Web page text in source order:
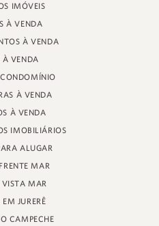
BRAUNSPERGER, 88 - LOJA 3
FLORIANÓPOLIS
- 88053-680
CRECI 11161
IMÓVEIS
À VENDA
À VENDA
À VENDA
À VENDA
À VENDA
IMOBILIÁRIOS
ALUGAR
MAR
MAR
JURERÊ
CAMPECHE